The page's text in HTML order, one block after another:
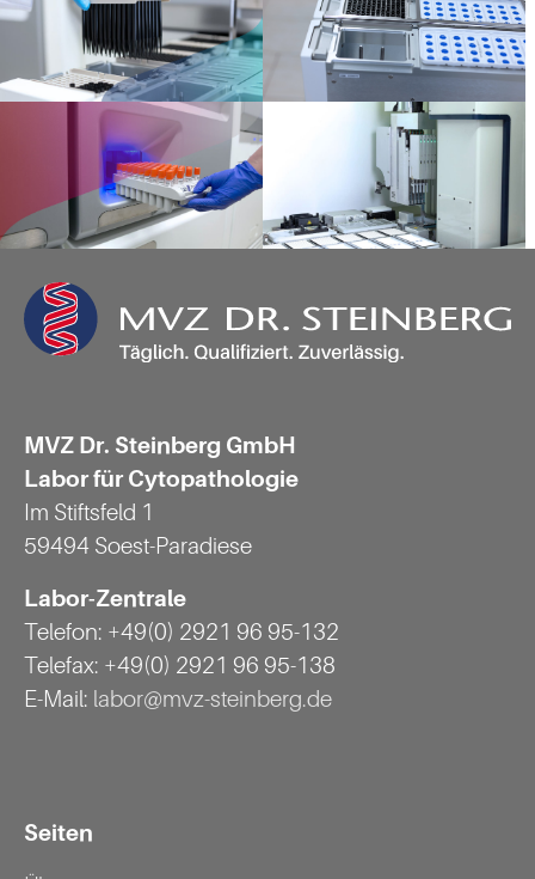
MVZ Dr. Steinberg GmbH
Labor für Cytopathologie
Im Stiftsfeld 1
59494 Soest-Paradiese
Labor-Zentrale
Telefon: +49(0) 2921 96 95-132
Telefax: +49(0) 2921 96 95-138
E-Mail: labor@mvz-steinberg.de
Seiten